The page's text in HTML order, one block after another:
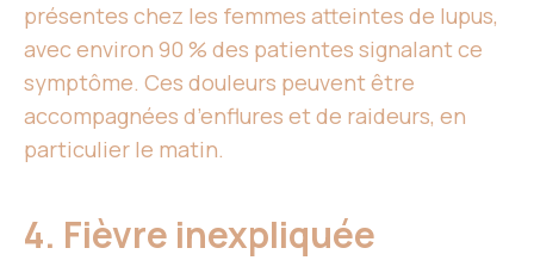
présentes chez les femmes atteintes de lupus,
avec environ 90 % des patientes signalant ce
symptôme. Ces douleurs peuvent être
accompagnées d’enflures et de raideurs, en
particulier le matin.
4. Fièvre inexpliquée